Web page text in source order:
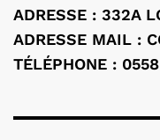
ADRESSE : 332A
ADRESSE MAIL :
TÉLÉPHONE :